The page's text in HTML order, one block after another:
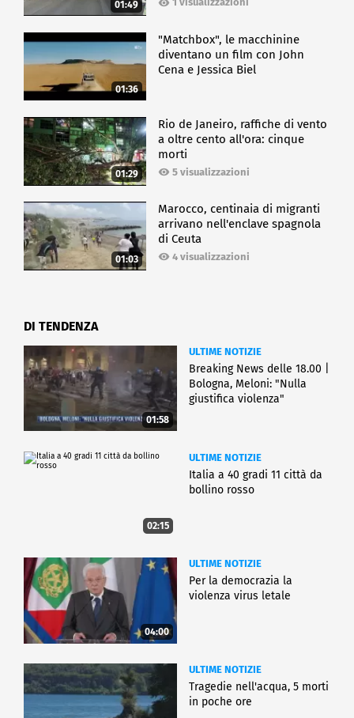
01:49
01:36
"Matchbox", le macchinine
diventano un film con John
Cena e Jessica Biel
01:29
Rio de Janeiro, raffiche di vento
a oltre cento all'ora: cinque
morti
5 visualizzazioni
01:03
Marocco, centinaia di migranti
arrivano nell'enclave spagnola
di Ceuta
4 visualizzazioni
DI TENDENZA
01:58
ULTIME NOTIZIE
Breaking News delle 18.00 |
Bologna, Meloni: "Nulla
giustifica violenza"
02:15
ULTIME NOTIZIE
Italia a 40 gradi 11 città da
bollino rosso
04:00
ULTIME NOTIZIE
Per la democrazia la
violenza virus letale
ULTIME NOTIZIE
Tragedie nell'acqua, 5 morti
in poche ore